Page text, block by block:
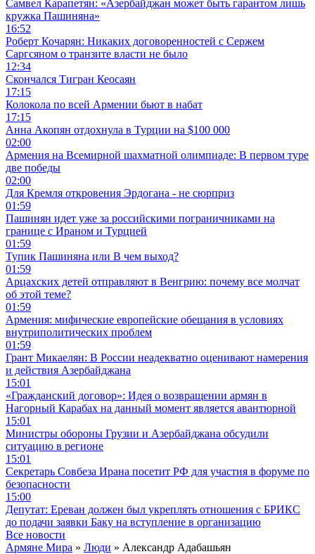
Самвел Карапетян: «Азербайджан может быть гарантом лишь
кружка Пашиняна»
16:52
Роберт Кочарян: Никаких договоренностей с Сержем
Саргсяном о транзите власти не было
12:34
Скончался Тигран Кеосаян
17:15
Колокола по всей Армении бьют в набат
17:15
Анна Акопян отдохнула в Турции на $100 000
02:00
Армения на Всемирной шахматной олимпиаде: В первом туре
две победы
02:00
Для Кремля откровения Эрдогана - не сюрприз
01:59
Пашинян идет уже за российскими пограничниками на
границе с Ираном и Турцией
01:59
Тупик Пашиняна или В чем выход?
01:59
Арцахских детей отправляют в Венгрию: почему все молчат
об этой теме?
01:59
Армения: мифические европейские обещания в условиях
внутриполитических проблем
01:59
Грант Микаелян: В России неадекватно оценивают намерения
и действия Азербайджана
15:01
«Гражданский договор»: Идея о возвращении армян в
Нагорный Карабах на данный момент является авантюрной
15:01
Министры обороны Грузии и Азербайджана обсудили
ситуацию в регионе
15:01
Секретарь Совбеза Ирана посетит РФ для участия в форуме по
безопасности
15:00
Депутат: Ереван должен был укреплять отношения с БРИКС
до подачи заявки Баку на вступление в организацию
Все новости
Армяне Мира » Люди » Александр Адабашьян